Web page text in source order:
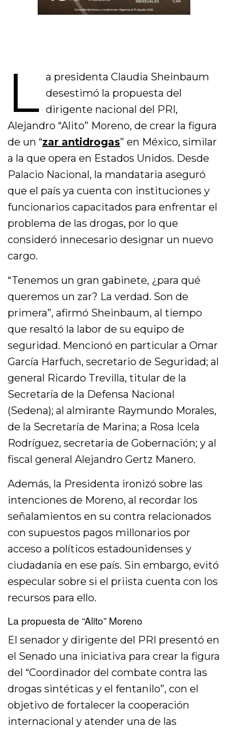
L a presidenta Claudia Sheinbaum
desestimó la propuesta del
dirigente nacional del PRI,
Alejandro “Alito” Moreno, de crear la figura
de un “zar antidrogas” en México, similar
a la que opera en Estados Unidos. Desde
Palacio Nacional, la mandataria aseguró
que el país ya cuenta con instituciones y
funcionarios capacitados para enfrentar el
problema de las drogas, por lo que
consideró innecesario designar un nuevo
cargo.
“Tenemos un gran gabinete, ¿para qué
queremos un zar? La verdad. Son de
primera”, afirmó Sheinbaum, al tiempo
que resaltó la labor de su equipo de
seguridad. Mencionó en particular a Omar
García Harfuch, secretario de Seguridad; al
general Ricardo Trevilla, titular de la
Secretaría de la Defensa Nacional
(Sedena); al almirante Raymundo Morales,
de la Secretaría de Marina; a Rosa Icela
Rodríguez, secretaria de Gobernación; y al
fiscal general Alejandro Gertz Manero.
Además, la Presidenta ironizó sobre las
intenciones de Moreno, al recordar los
señalamientos en su contra relacionados
con supuestos pagos millonarios por
acceso a políticos estadounidenses y
ciudadanía en ese país. Sin embargo, evitó
especular sobre si el priista cuenta con los
recursos para ello.
La propuesta de “Alito” Moreno
El senador y dirigente del PRI presentó en
el Senado una iniciativa para crear la figura
del “Coordinador del combate contra las
drogas sintéticas y el fentanilo”, con el
objetivo de fortalecer la cooperación
internacional y atender una de las